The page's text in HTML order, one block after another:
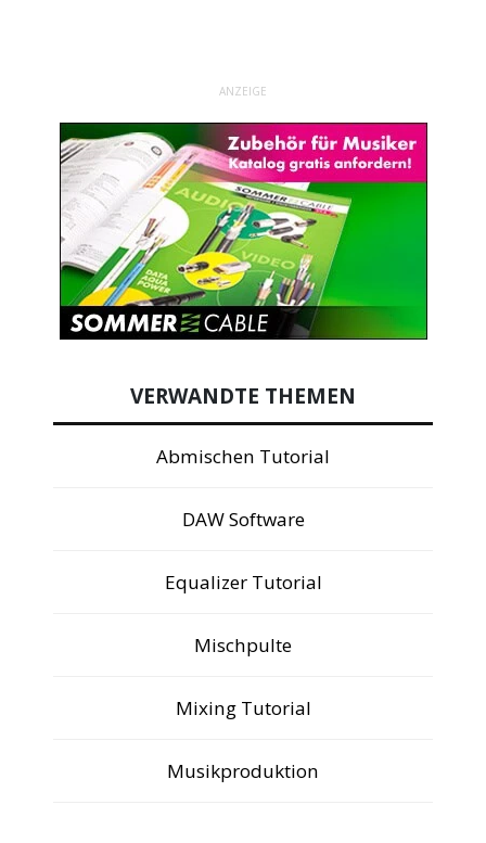
ANZEIGE
VERWANDTE THEMEN
Abmischen Tutorial
DAW Software
Equalizer Tutorial
Mischpulte
Mixing Tutorial
Musikproduktion